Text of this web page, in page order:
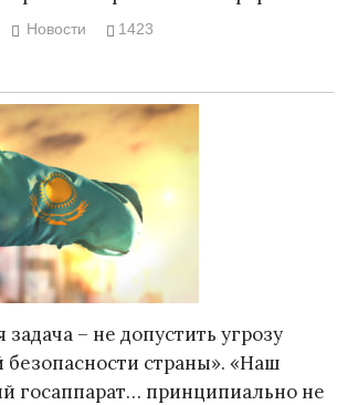
Новости 1423
– не допустить угрозу
безопасности страны». «Наш
госаппарат… принципиально не